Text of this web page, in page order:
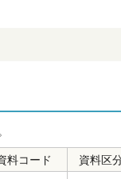
料コード 資料区